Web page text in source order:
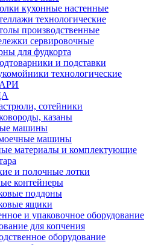
кухонные настенные
технологические
производственные
сервировочные
для фудкорта
и подставки
технологические
сотейники
казаны
машины
машины
материалы и комплектующие
и полочные лотки
контейнеры
поддоны
ящики
и упаковочное оборудование
для копчения
оборудование